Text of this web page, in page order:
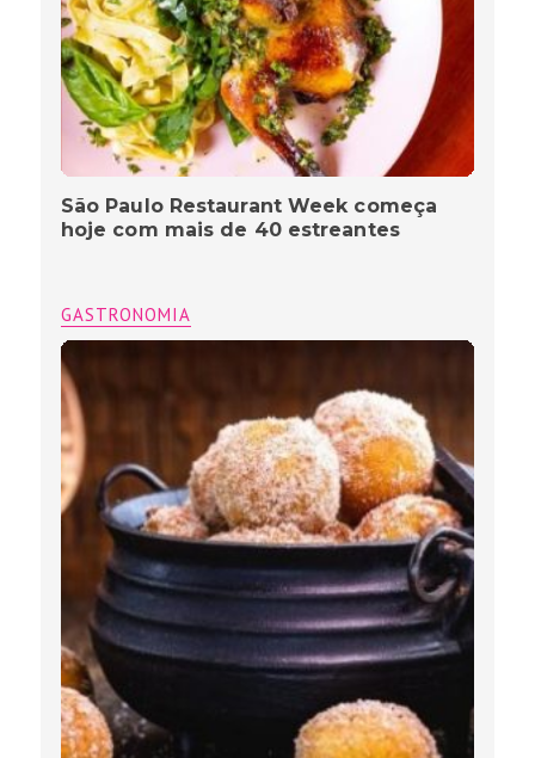
São Paulo Restaurant Week começa
hoje com mais de 40 estreantes
GASTRONOMIA